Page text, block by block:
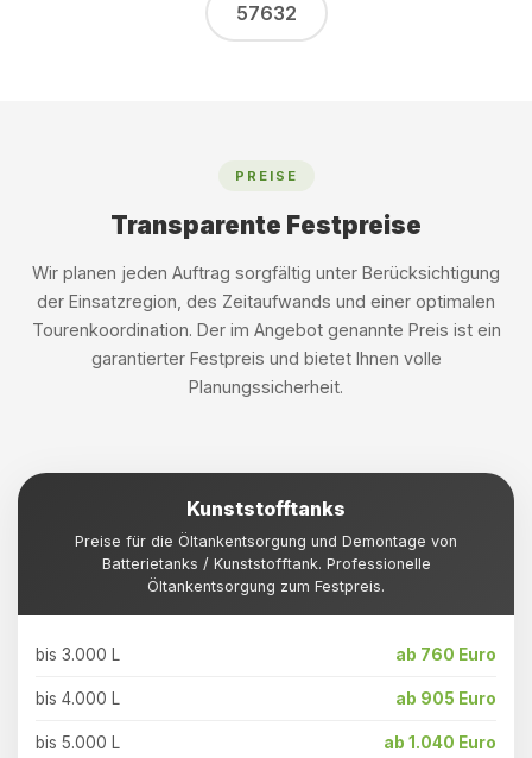
57632
PREISE
Transparente Festpreise
Wir planen jeden Auftrag sorgfältig unter Berücksichtigung
der Einsatzregion, des Zeitaufwands und einer optimalen
Tourenkoordination. Der im Angebot genannte Preis ist ein
garantierter Festpreis und bietet Ihnen volle
Planungssicherheit.
Kunststofftanks
Preise für die Öltankentsorgung und Demontage von
Batterietanks / Kunststofftank. Professionelle
Öltankentsorgung zum Festpreis.
bis 3.000 L ab 760 Euro
bis 4.000 L ab 905 Euro
bis 5.000 L ab 1.040 Euro